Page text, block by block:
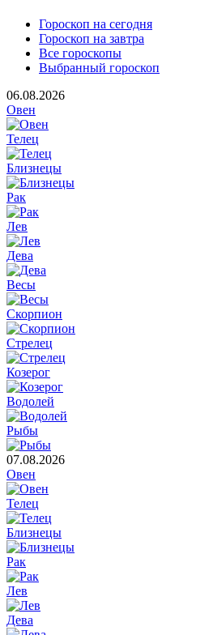
Гороскоп на сегодня
Гороскоп на завтра
Все гороскопы
Выбранный гороскоп
06.08.2026
Овен
Телец
Близнецы
Рак
Лев
Дева
Весы
Скорпион
Стрелец
Козерог
Водолей
Рыбы
07.08.2026
Овен
Телец
Близнецы
Рак
Лев
Дева